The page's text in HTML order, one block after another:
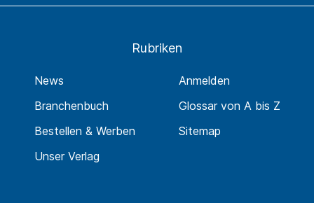
Rubriken
News
Branchenbuch
Bestellen & Werben
Unser Verlag
Anmelden
Glossar von A bis Z
Sitemap